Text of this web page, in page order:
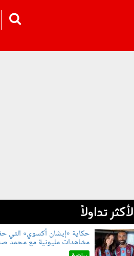
تداولاً
حكاية «إيشان أكسوي» التي
مشاهدات مليونية مع محمد